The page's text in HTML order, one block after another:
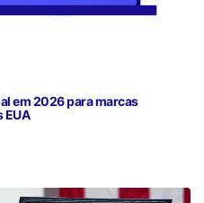
em 2026 para marcas
EUA